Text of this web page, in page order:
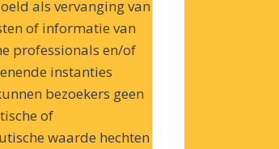
als vervanging van
of informatie van
professionals en/of
instanties
bezoekers geen
of
waarde hechten